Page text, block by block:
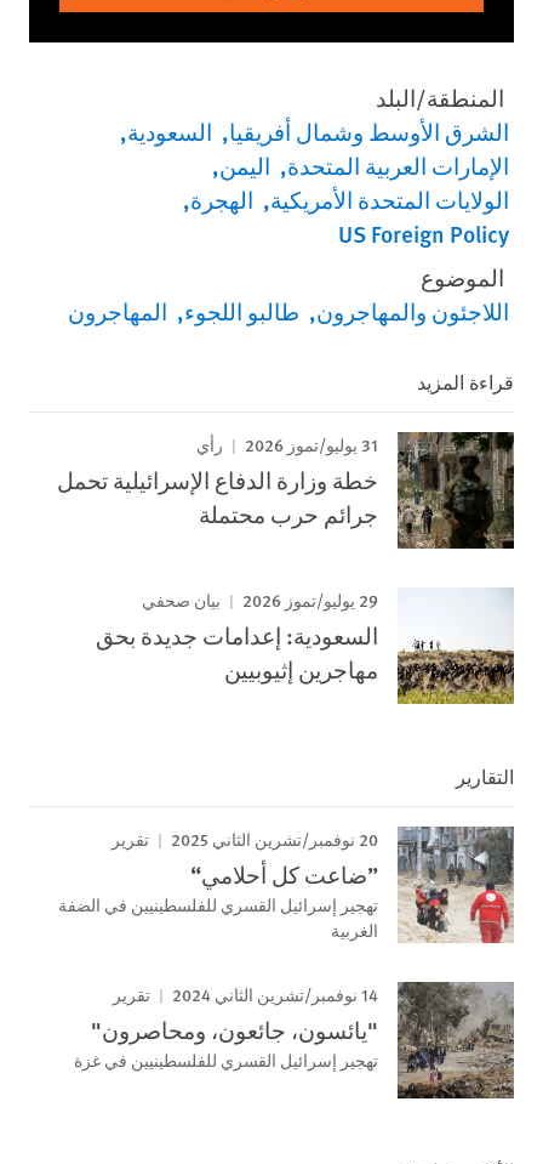
المنطقة/البلد
الشرق الأوسط وشمال أفريقيا السعودية
الإمارات العربية المتحدة اليمن
الولايات المتحدة الأمريكية الهجرة
US Foreign Policy
الموضوع
اللاجئون والمهاجرون طالبو اللجوء المهاجرون
قراءة المزيد
31 يوليو/تموز 2026 رأي
خطة وزارة الدفاع الإسرائيلية تحمل
جرائم حرب محتملة
29 يوليو/تموز 2026 بيان صحفي
السعودية: إعدامات جديدة بحق
مهاجرين إثيوبيين
التقارير
20 نوفمبر/تشرين الثاني 2025 تقرير
”ضاعت كل أحلامي“
تهجير إسرائيل القسري للفلسطينيين في الضفة
الغربية
14 نوفمبر/تشرين الثاني 2024 تقرير
"يائسون، جائعون، ومحاصرون"
تهجير إسرائيل القسري للفلسطينيين في غزة